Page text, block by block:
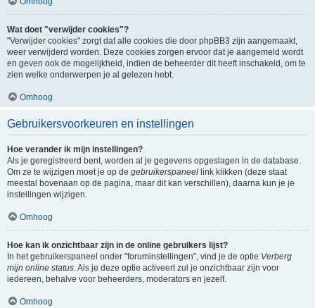
Wat doet "verwijder cookies"?
"Verwijder cookies" zorgt dat alle cookies die door phpBB3 zijn aangemaakt,
weer verwijderd worden. Deze cookies zorgen ervoor dat je aangemeld wordt
en geven ook de mogelijkheid, indien de beheerder dit heeft inschakeld, om te
zien welke onderwerpen je al gelezen hebt.
Omhoog
Gebruikersvoorkeuren en instellingen
Hoe verander ik mijn instellingen?
Als je geregistreerd bent, worden al je gegevens opgeslagen in de database.
Om ze te wijzigen moet je op de gebruikerspaneel link klikken (deze staat
meestal bovenaan op de pagina, maar dit kan verschillen), daarna kun je je
instellingen wijzigen.
Omhoog
Hoe kan ik onzichtbaar zijn in de online gebruikers lijst?
In het gebruikerspaneel onder "foruminstellingen", vind je de optie Verberg
mijn online status. Als je deze optie activeert zul je onzichtbaar zijn voor
iedereen, behalve voor beheerders, moderators en jezelf.
Omhoog